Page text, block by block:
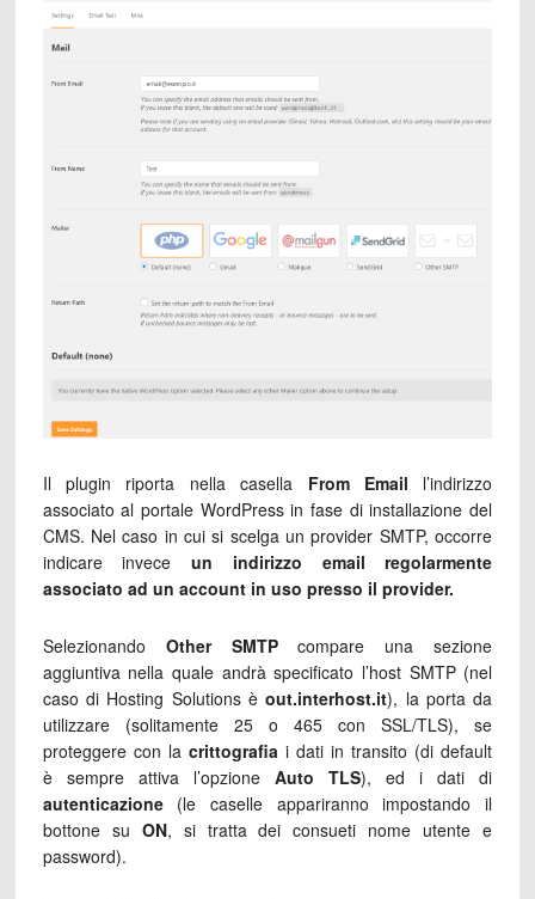
Il plugin riporta nella casella From Email l’indirizzo
associato al portale WordPress in fase di installazione del
CMS. Nel caso in cui si scelga un provider SMTP, occorre
indicare inveceun indirizzo email regolarmente
associato ad un account in uso presso il provider.
Selezionando Other SMTPcompare una sezione
aggiuntiva nella quale andrà specificato l’host SMTP (nel
caso di Hosting Solutions èout.interhost.it), la porta da
utilizzare (solitamente 25 o 465 con SSL/TLS), se
proteggere con la crittografia i dati in transito (di default
è sempre attiva l’opzione Auto TLS), ed i dati di
autenticazione(le caselle appariranno impostando il
bottone su ON, si tratta dei consueti nome utente e
password).